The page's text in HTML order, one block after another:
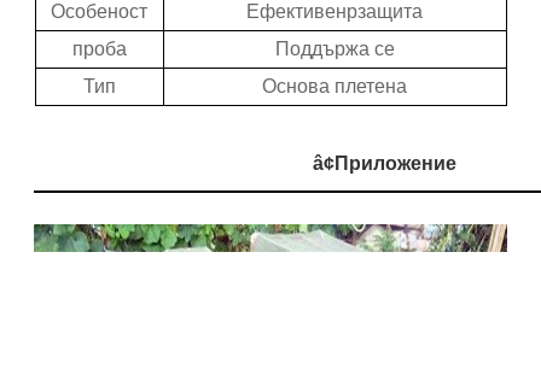
Особеност
Ефективенpзащита
проба
Поддържа се
Тип
Основа плетена
â¢Приложение